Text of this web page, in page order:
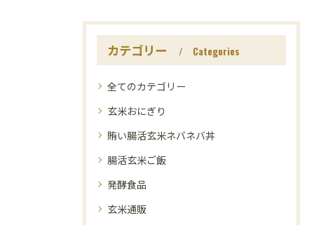
カテゴリー Categories
全てのカテゴリー
玄米おにぎり
賄い腸活玄米ネバネバ丼
腸活玄米ご飯
発酵食品
玄米通販